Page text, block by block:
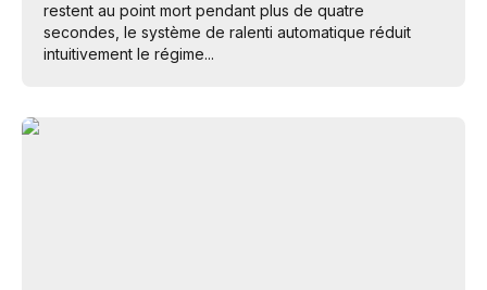
restent au point mort pendant plus de quatre
secondes, le système de ralenti automatique réduit
intuitivement le régime...